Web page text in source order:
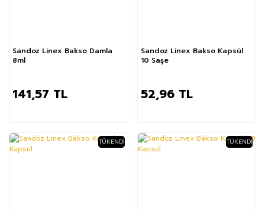
Sandoz Linex Bakso Damla
8ml
141,57 TL
Sandoz Linex Bakso Kapsül
10 Saşe
52,96 TL
TÜKENDI TÜKENDI